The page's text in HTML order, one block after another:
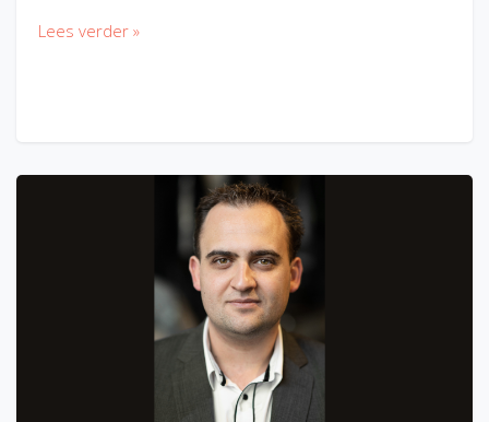
Lees verder »